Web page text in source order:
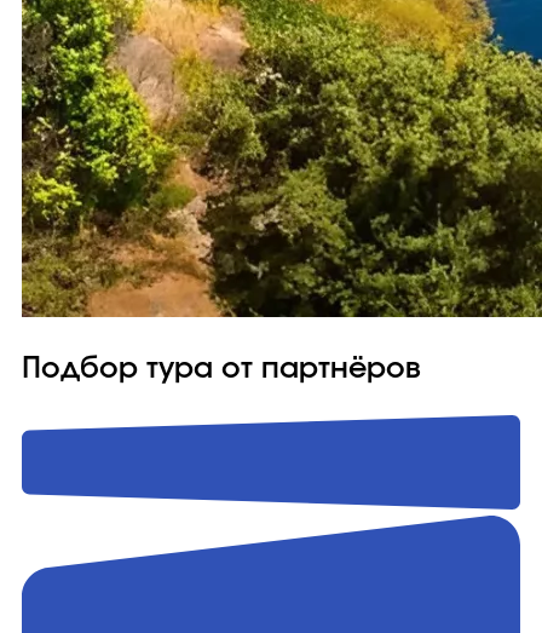
Подбор тура от партнёров